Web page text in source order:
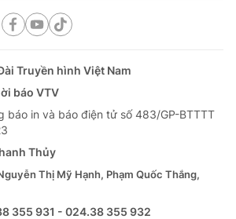
Truyền hình Việt Nam
báo VTV
báo in và báo điện tử số 483/GP-BTTTT
Thủy
Thị Mỹ Hạnh, Phạm Quốc Thắng,
355 931 - 024.38 355 932